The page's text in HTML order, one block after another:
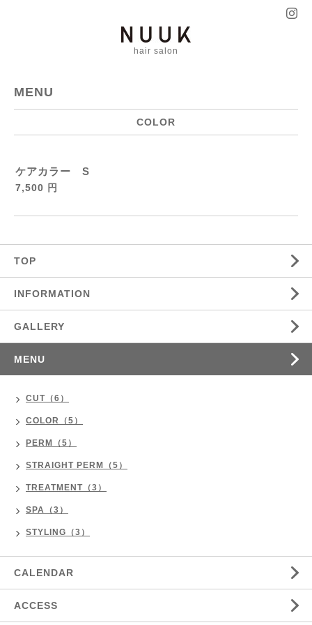
hair salon
MENU
COLOR
ケアカラー S
7,500 円
TOP
INFORMATION
GALLERY
MENU
CUT（6）
COLOR（5）
PERM（5）
STRAIGHT PERM（5）
TREATMENT（3）
SPA（3）
STYLING（3）
CALENDAR
ACCESS